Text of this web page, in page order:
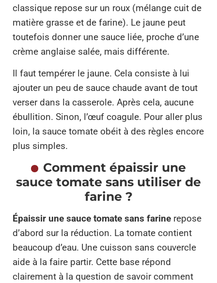
classique repose sur un roux (mélange cuit de
matière grasse et de farine). Le jaune peut
toutefois donner une sauce liée, proche d’une
crème anglaise salée, mais différente.
Il faut tempérer le jaune. Cela consiste à lui
ajouter un peu de sauce chaude avant de tout
verser dans la casserole. Après cela, aucune
ébullition. Sinon, l’œuf coagule. Pour aller plus
loin, la sauce tomate obéit à des règles encore
plus simples.
Comment épaissir une
sauce tomate sans utiliser de
farine ?
Épaissir une sauce tomate sans farine repose
d’abord sur la réduction. La tomate contient
beaucoup d’eau. Une cuisson sans couvercle
aide à la faire partir. Cette base répond
clairement à la question de savoir comment